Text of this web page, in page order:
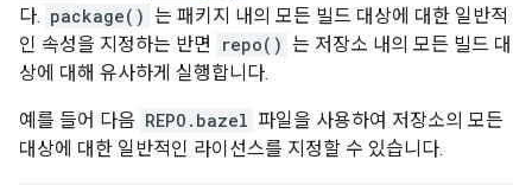
다. package() 는 패키지 내의 모든 빌드 대상에 대한 일반적
인 속성을 지정하는 반면
repo() 는 저장소 내의 모든 빌드 대
상에 대해 유사하게 실행합니다.
예를 들어 다음 REPO.bazel 파일을 사용하여 저장소의 모든
대상에 대한 일반적인 라이선스를 지정할 수 있습니다.